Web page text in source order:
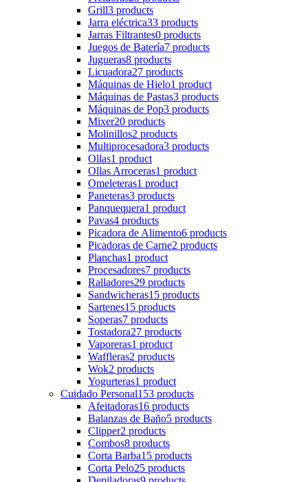
Grill3 products
Jarra eléctrica33 products
Jarras Filtrantes0 products
Juegos de Batería7 products
Jugueras8 products
Licuadora27 products
Máquinas de Hielo1 product
Máquinas de Pastas3 products
Máquinas de Pop3 products
Mixer20 products
Molinillos2 products
Multiprocesadora3 products
Ollas1 product
Ollas Arroceras1 product
Omeleteras1 product
Paneteras3 products
Panquequera1 product
Pavas4 products
Picadora de Alimento6 products
Picadoras de Carne2 products
Planchas1 product
Procesadores7 products
Ralladores29 products
Sandwicheras15 products
Sartenes15 products
Soperas7 products
Tostadora27 products
Vaporeras1 product
Waffleras2 products
Wok2 products
Yogurteras1 product
Cuidado Personal153 products
Afeitadoras16 products
Balanzas de Baño5 products
Clipper2 products
Combos8 products
Corta Barba15 products
Corta Pelo25 products